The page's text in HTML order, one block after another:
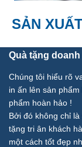
SẢN
Quà tặng
Chúng tôi hiểu rõ
in ấn lên sản
phẩm hoàn hảo !
Bởi đó không chỉ
tặng tri ân khách
một cách tốt đẹp